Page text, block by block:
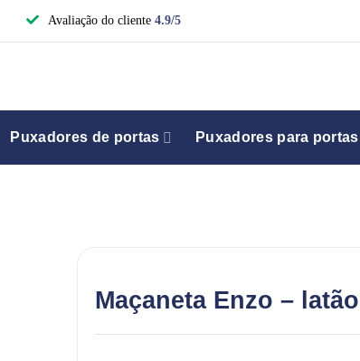
Avaliação do cliente 4.9/5
Puxadores de portas Puxadores para
Maçaneta Enzo –